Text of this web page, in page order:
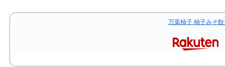
万葉柚子 柚子みそ